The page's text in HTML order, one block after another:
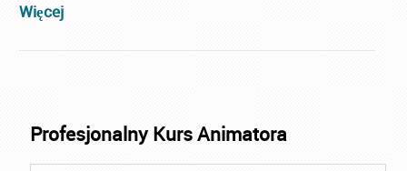
Więcej
Profesjonalny Kurs Animatora